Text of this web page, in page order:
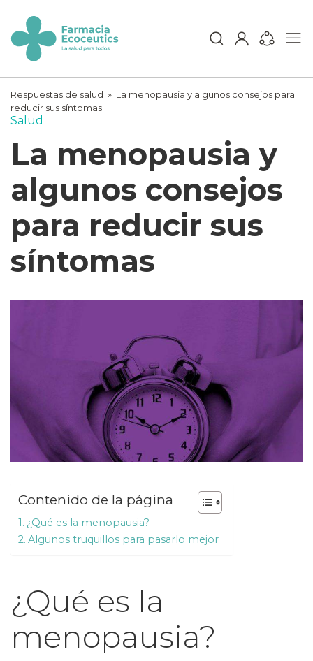
content
ecoceutics
Respuestas de salud » La menopausia y algunos consejos para
reducir sus síntomas
Salud
La menopausia y
algunos consejos
para reducir sus
síntomas
Contenido de la página
¿Qué es la menopausia?
Algunos truquillos para pasarlo mejor
¿Qué es la
menopausia?